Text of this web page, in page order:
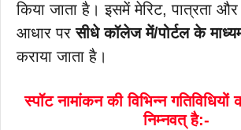
किया जाता है। इसमें मेरिट, पात्रता
आधार परसीधे कॉलेज में/पोर्टल के
कराया जाता है।
स्पॉट नामांकन की विभिन्न
निम्नवत् है:-